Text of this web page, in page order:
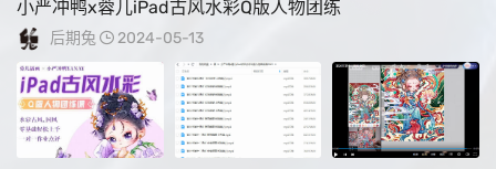
小严冲鸭x蓉儿iPad古风水彩Q版人物团练
后期兔 2024-05-13